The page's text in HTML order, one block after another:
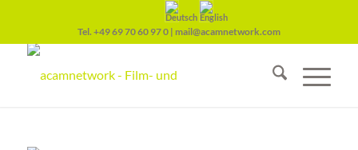
Tel. +49 69 70 60 97 0| mail@acamnetwork.com